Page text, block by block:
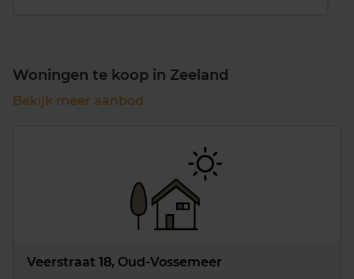
Woningen te koop in Zeeland
Bekijk meer aanbod
Veerstraat 18, Oud-Vossemeer